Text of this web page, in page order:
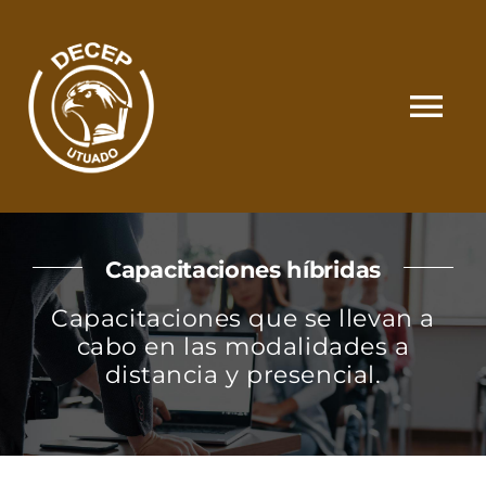
content
SOMOS
CATÁLOGO
MATRÍCULA Y PAGOS
CONTACTO
Capacitaciones híbridas
Capacitaciones que se llevan a
cabo en las modalidades a
distancia y presencial.